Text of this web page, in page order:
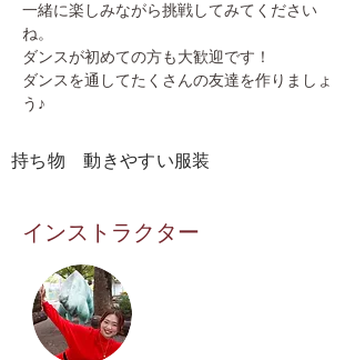
一緒に楽しみながら挑戦してみてください
ね。
ダンスが初めての方も大歓迎です！
ダンスを通してたくさんの友達を作りましょ
う♪
​持ち物 動きやすい服装
インストラクター